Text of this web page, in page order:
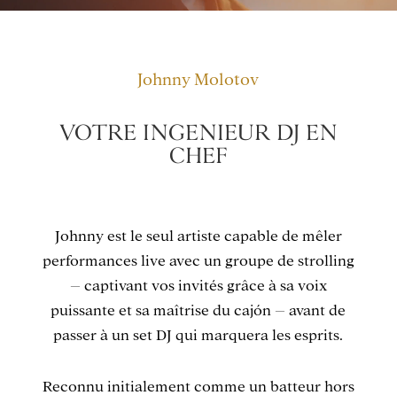
Johnny Molotov
VOTRE INGENIEUR DJ EN
CHEF
Johnny est le seul artiste capable de mêler
performances live avec un groupe de strolling
– captivant vos invités grâce à sa voix
puissante et sa maîtrise du cajón – avant de
passer à un set DJ qui marquera les esprits.
Reconnu initialement comme un batteur hors